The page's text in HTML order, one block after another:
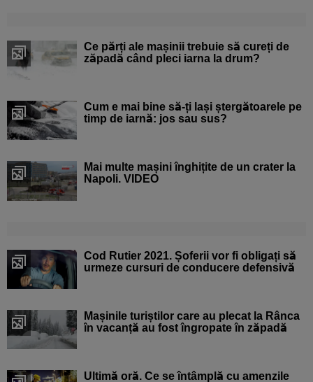
Ce părți ale mașinii trebuie să cureți de
zăpadă când pleci iarna la drum?
Cum e mai bine să-ți lași ștergătoarele pe
timp de iarnă: jos sau sus?
Mai multe mașini înghițite de un crater la
Napoli. VIDEO
Cod Rutier 2021. Șoferii vor fi obligați să
urmeze cursuri de conducere defensivă
Mașinile turiștilor care au plecat la Rânca
în vacanță au fost îngropate în zăpadă
Ultimă oră. Ce se întâmplă cu amenzile